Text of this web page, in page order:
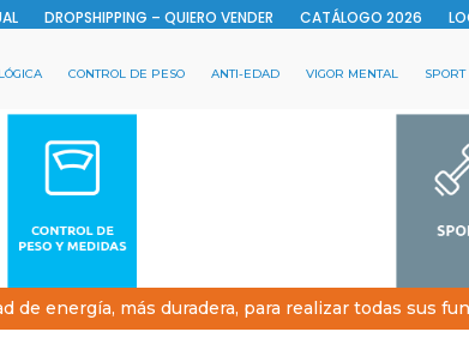
DROPSHIPPING – QUIERO VENDER CATÁLOGO 2026
CONTROL DE PESO ANTI-EDAD VIGOR MENTAL SPORT
de energía, más duradera, para realizar todas sus